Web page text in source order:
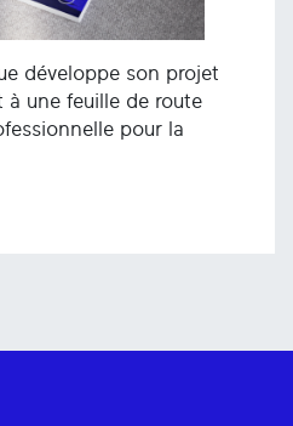
développe son projet
une feuille de route
pour la